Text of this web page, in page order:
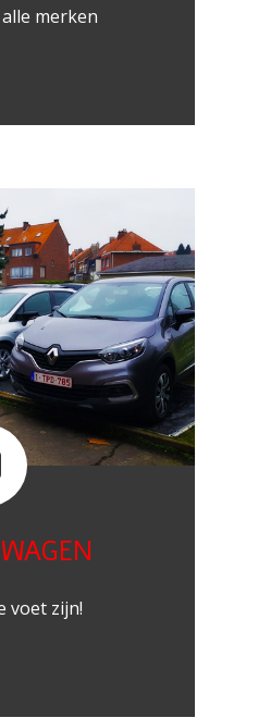
merken
voet zijn!